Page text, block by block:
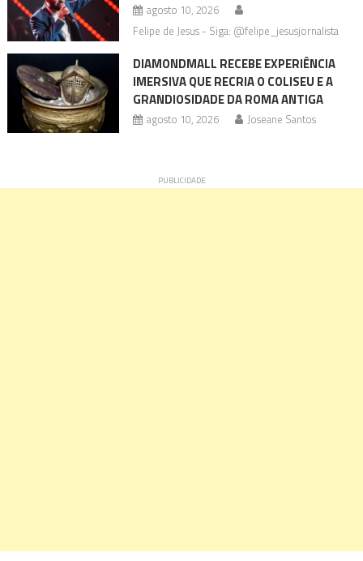
agosto 10, 2026
Felipe de Jesus - Siga: @felipe_jesusjornalista
DIAMONDMALL RECEBE EXPERIÊNCIA
IMERSIVA QUE RECRIA O COLISEU E A
GRANDIOSIDADE DA ROMA ANTIGA
agosto 10, 2026 Joseane Santos